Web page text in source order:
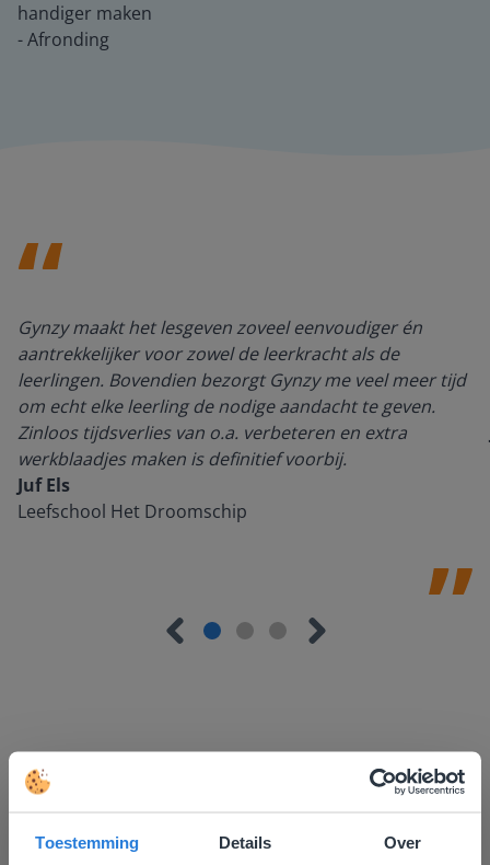
Toestemming Details Over
handiger maken
- Afronding
Gynzy maakt het lesgeven zoveel eenvoudiger én
aantrekkelijker voor zowel de leerkracht als de
leerlingen. Bovendien bezorgt Gynzy me veel meer tijd
om echt elke leerling de nodige aandacht te geven.
Zinloos tijdsverlies van o.a. verbeteren en extra
werkblaadjes maken is definitief voorbij.
Juf Els
Leefschool Het Droomschip
Groep 8, Blok 9, Week 3, Les 11